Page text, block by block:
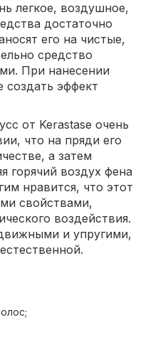
легкое, воздушное,
достаточно
его на чистые,
средство
При нанесении
создать эффект
от Kerastase очень
что на пряди его
а затем
горячий воздух фена
нравится, что этот
свойствами,
воздействия.
и упругими,